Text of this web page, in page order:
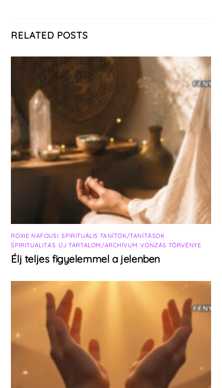
RELATED POSTS
ROXIE NAFOUSI ,SPIRITUÁLIS TANÍTÓK/TANÍTÁSOK
SPIRITUALITÁS ÚJ TARTALOM/ARCHÍVUM ,VONZÁS TÖRVÉNYE
Élj teljes figyelemmel a jelenben